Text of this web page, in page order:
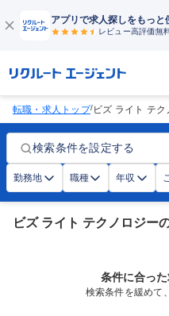
アプリで求人探しをもっと
レビュー高評価無
転職・求人トップ/ビズ ライト テク
検索条件を設定する
勤務地 職種 年収
ビズ ライト テクノロジー
条件に合っ
検索条件を緩めて